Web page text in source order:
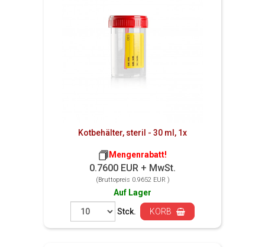
Kotbehälter, steril - 30 ml, 1x
Mengenrabatt!
0.7600 EUR + MwSt.
(Bruttopreis 0.9652 EUR )
Auf Lager
Stck.
KORB